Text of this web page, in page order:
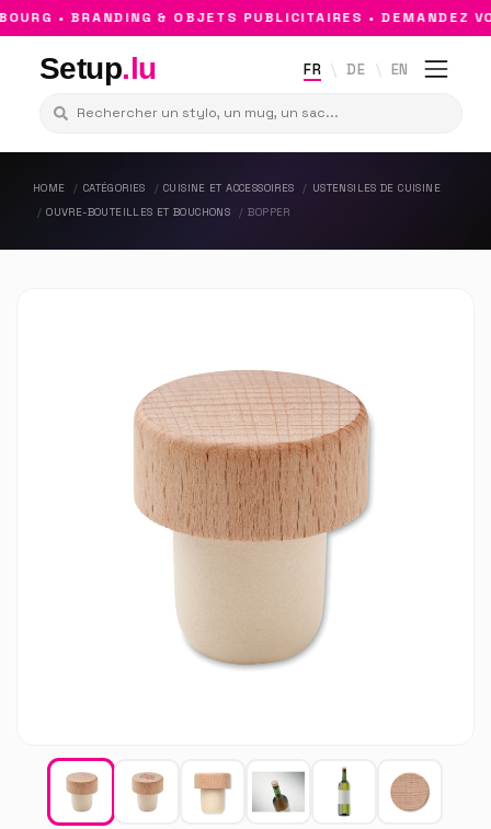
• BRANDING & OBJETS PUBLICITAIRES • DEMANDEZ
Setup.lu FR DE EN
HOME CATÉGORIES CUISINE ET ACCESSOIRES
USTENSILES DE CUISINE
OUVRE-BOUTEILLES ET BOUCHONS
BOPPER